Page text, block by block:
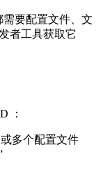
要配置文件、文
者工具获取它
：
多个配置文件